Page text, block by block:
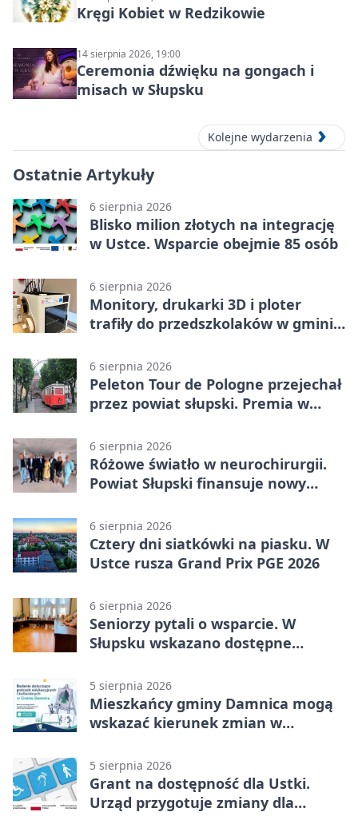
Kręgi Kobiet w Redzikowie
14 sierpnia 2026, 19:00
Ceremonia dźwięku na gongach i
misach w Słupsku
Kolejne wydarzenia
Ostatnie Artykuły
6 sierpnia 2026
Blisko milion złotych na integrację
w Ustce. Wsparcie obejmie 85 osób
6 sierpnia 2026
Monitory, drukarki 3D i ploter
trafiły do przedszkolaków w gminie
6 sierpnia 2026
Peleton Tour de Pologne przejechał
przez powiat słupski. Premia w
6 sierpnia 2026
Różowe światło w neurochirurgii.
Powiat Słupski finansuje nowy
6 sierpnia 2026
Cztery dni siatkówki na piasku. W
Ustce rusza Grand Prix PGE 2026
6 sierpnia 2026
Seniorzy pytali o wsparcie. W
Słupsku wskazano dostępne
5 sierpnia 2026
Mieszkańcy gminy Damnica mogą
wskazać kierunek zmian w
5 sierpnia 2026
Grant na dostępność dla Ustki.
Urząd przygotuje zmiany dla